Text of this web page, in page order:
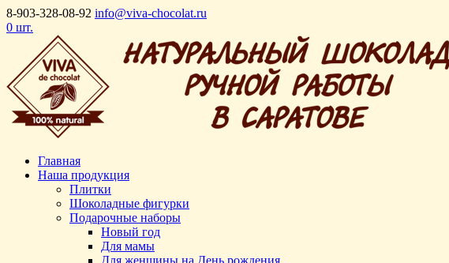
8-903-328-08-92 info@viva-chocolat.ru
0 шт.
Главная
Наша продукция
Плитки
Шоколадные фигурки
Подарочные наборы
Новый год
Для мамы
Для женщины на День рождения